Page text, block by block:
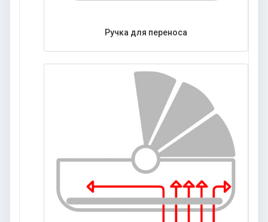
Ручка для переноса